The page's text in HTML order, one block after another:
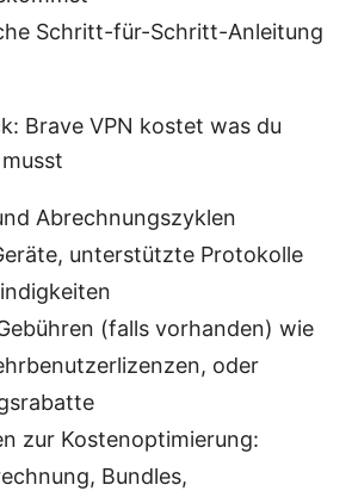
Schritt-für-Schritt-Anleitung
Brave VPN kostet was du
Abrechnungszyklen
unterstützte Protokolle
(falls vorhanden) wie
oder
zur Kostenoptimierung:
Bundles,